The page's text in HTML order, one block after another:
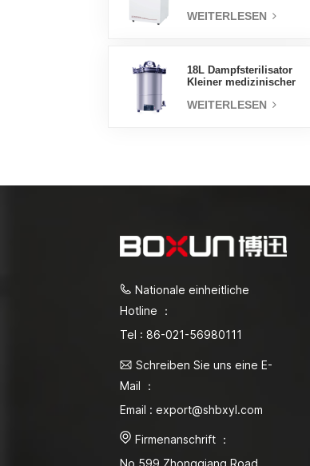
WEITERLESEN
18L Dampfsterilisator
Kleiner medizinischer
Autoklav
WEITERLESEN
Nationale einheitliche
Hotline ：
Tel : 86-021-56980111
Schreiben Sie uns eine E-
Mail ：
Email : export@shbxyl.com
Firmenanschrift ：